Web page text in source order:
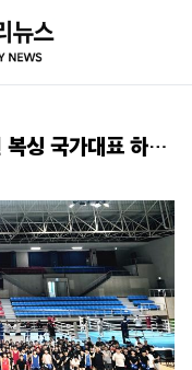
싱 국가대표 하계